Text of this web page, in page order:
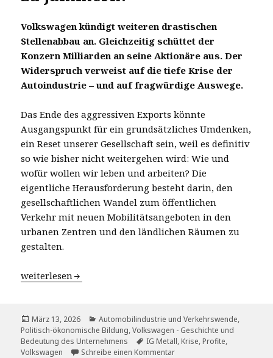
Volkswagen kündigt weiteren drastischen
Stellenabbau an. Gleichzeitig schüttet der
Konzern Milliarden an seine Aktionäre aus. Der
Widerspruch verweist auf die tiefe Krise der
Autoindustrie – und auf fragwürdige Auswege.
Das Ende des aggressiven Exports könnte
Ausgangspunkt für ein grundsätzliches Umdenken,
ein Reset unserer Gesellschaft sein, weil es definitiv
so wie bisher nicht weitergehen wird: Wie und
wofür wollen wir leben und arbeiten? Die
eigentliche Herausforderung besteht darin, den
gesellschaftlichen Wandel zum öffentlichen
Verkehr mit neuen Mobilitätsangeboten in den
urbanen Zentren und den ländlichen Räumen zu
gestalten.
Autoindustrie: Kein Grund zu jammern!
weiterlesen
Veröffentlicht
am
März 13, 2026 Kategorien
Automobilindustrie und Verkehrswende,
Politisch-ökonomische Bildung,Volkswagen - Geschichte und
Bedeutung des Unternehmens
Schlagwörter
IG Metall, Krise, Profite,
Volkswagen
Schreibe einen Kommentarzu Autoindustrie: Kein